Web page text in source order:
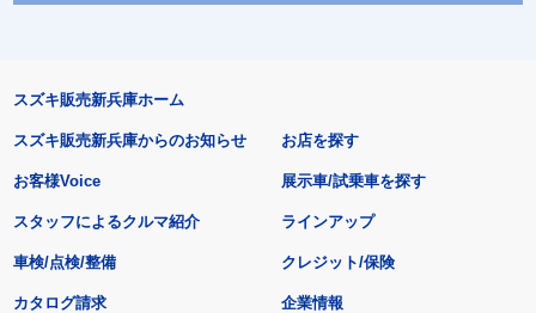
スズキ販売新兵庫ホーム
スズキ販売新兵庫からのお知らせ
お客様Voice
スタッフによるクルマ紹介
お店を探す
展示車/試乗車を探す
ラインアップ
車検/点検/整備 クレジット/保険
カタログ請求 企業情報